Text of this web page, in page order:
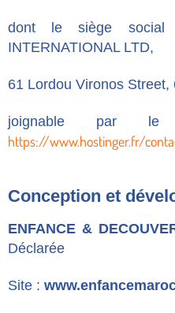
dont le siège social
INTERNATIONAL LTD,
61 Lordou Vironos
joignable par
https://www.hostinger.fr/
Conception et
ENFANCE &
Déclarée
Site :